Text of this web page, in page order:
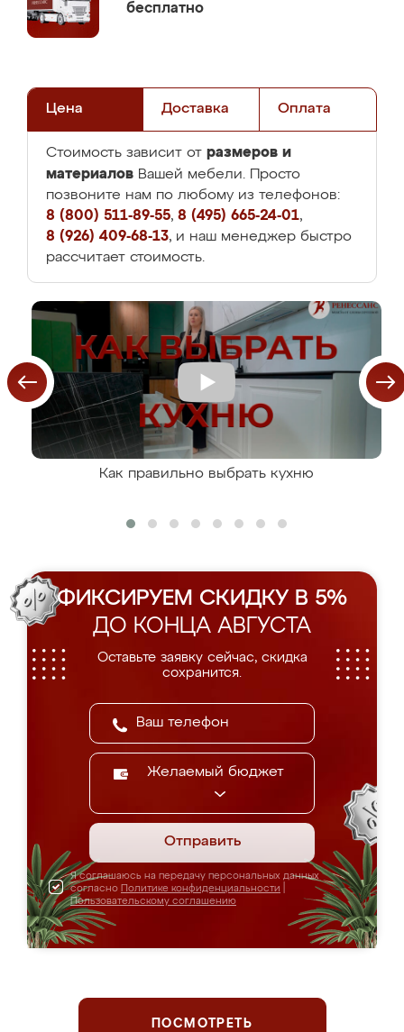
бесплатно
Цена Доставка Оплата
Стоимость зависит от размеров и
материалов Вашей мебели. Просто
позвоните нам по любому из телефонов:
8 (800) 511-89-55, 8 (495) 665-24-01,
8 (926) 409-68-13, и наш менеджер быстро
рассчитает стоимость.
Как правильно выбрать кухню
ФИКСИРУЕМ СКИДКУ В 5%
ДО КОНЦА АВГУСТА
Оставьте заявку сейчас, скидка
сохранится.
Желаемый бюджет
Отправить
Я соглашаюсь на передачу персональных данных
согласно Политике конфиденциальности
Пользовательскому соглашению
ПОСМОТРЕТЬ